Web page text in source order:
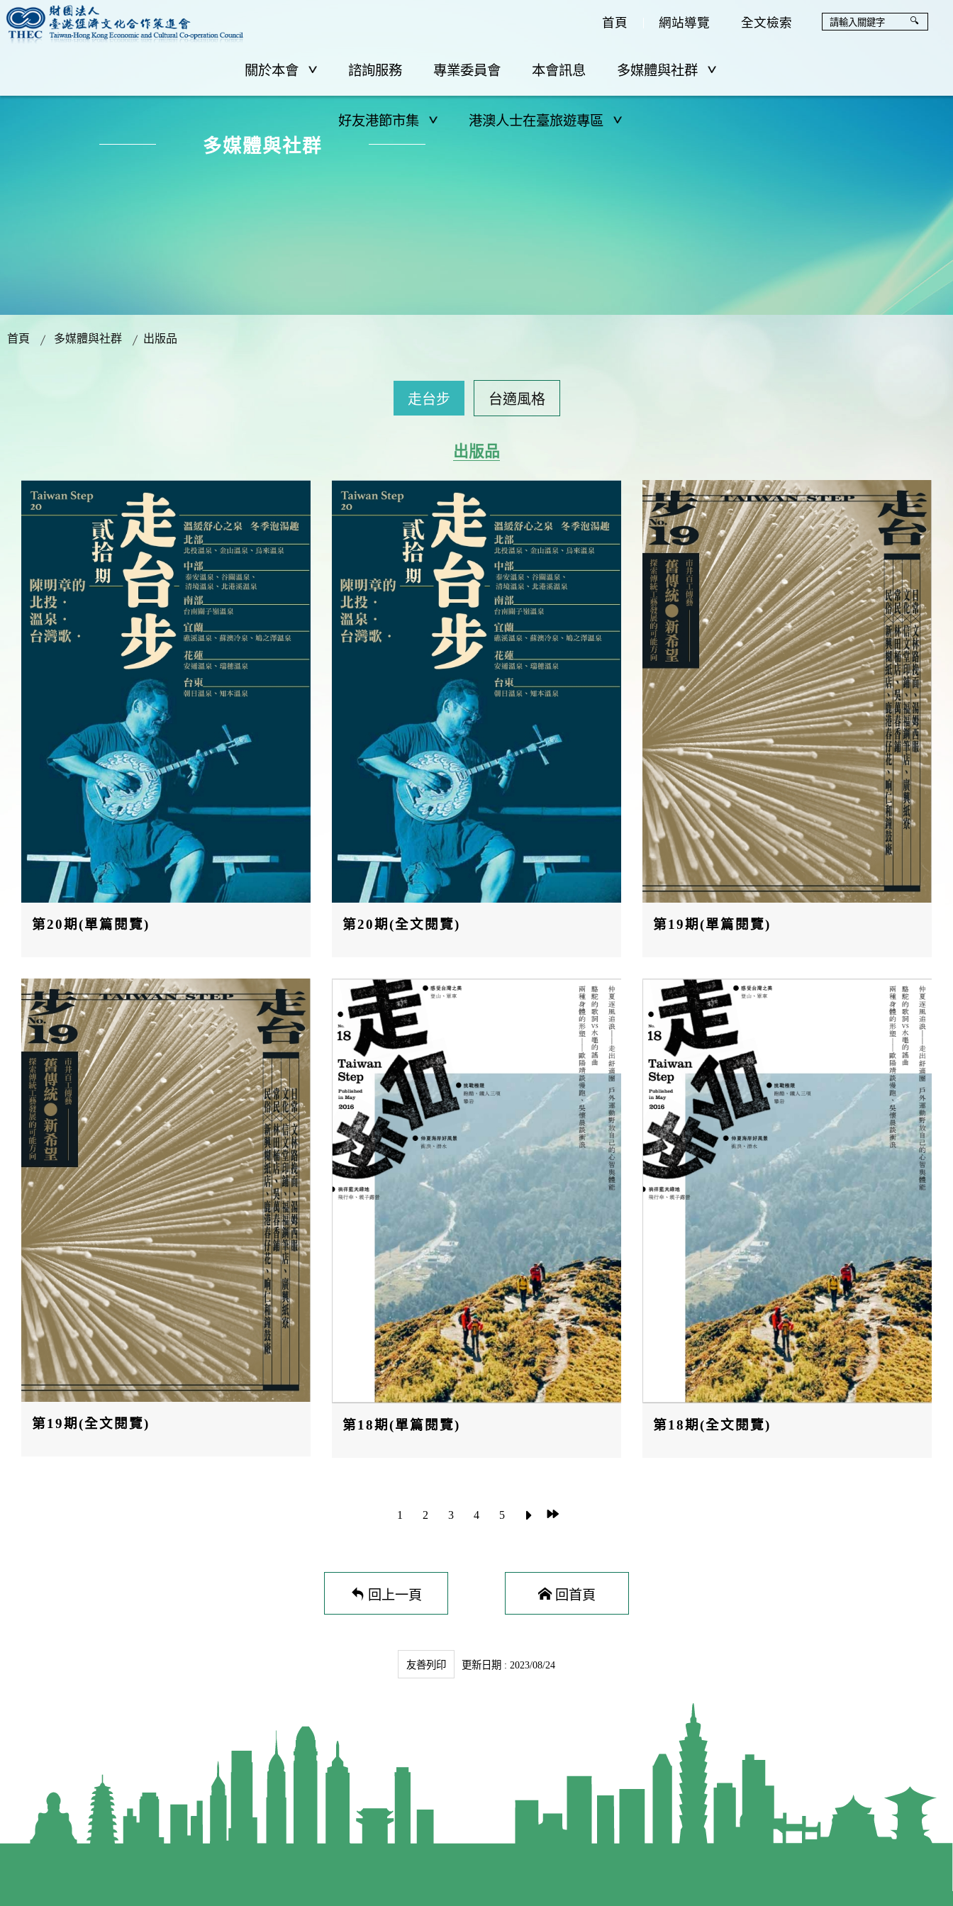
首頁 網站導覽 全文檢索
關於本會 諮詢服務 專業委員會 本會訊息 多媒體與社群
好友港節市集 港澳人士在臺旅遊專區
多媒體與社群
首頁 多媒體與社群 出版品
走台步 台適風格
出版品
第20期(單篇閱覽) 第20期(全文閱覽) 第19期(單篇閱覽)
第19期(全文閱覽) 第18期(單篇閱覽) 第18期(全文閱覽)
1 2 3 4 5
回上一頁 回首頁
友善列印 更新日期 : 2023/08/24